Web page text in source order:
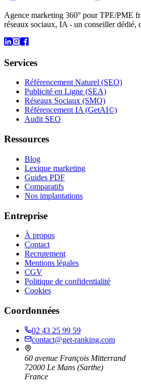
Agence marketing 360° pour TPE/PME
réseaux sociaux, IA - un conseiller dédié,
Services
Référencement Naturel (SEO)
Publicité en Ligne (SEA)
Réseaux Sociaux (SMO)
Référencement IA (GetAI©)
Audit SEO
Ressources
Blog
Lexique marketing
Guides PDF
Comparatifs
Nos implantations
Entreprise
À propos
Contact
Recrutement
Mentions légales
CGV
Politique de confidentialité
Cookies
Coordonnées
02 43 25 99 59
contact@get-ranking.com
60 avenue François Mitterrand
72000 Le Mans (Sarthe)
France